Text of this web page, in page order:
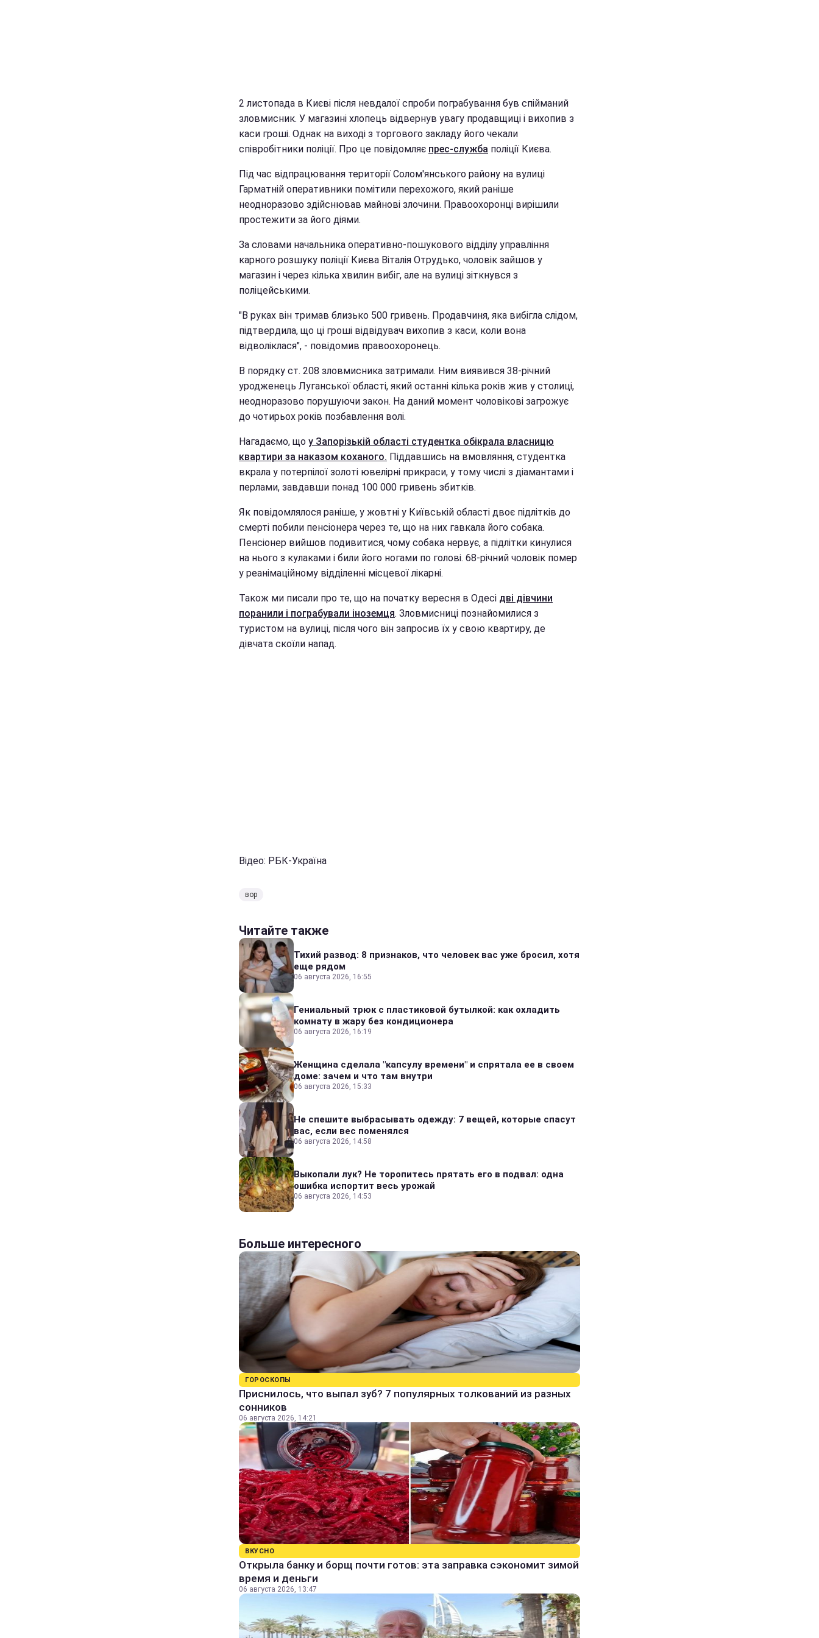
2 листопада в Києві після невдалої спроби пограбування був спійманий
зловмисник. У магазині хлопець відвернув увагу продавщиці і вихопив з
каси гроші. Однак на виході з торгового закладу його чекали
співробітники поліції. Про це повідомляє прес-служба поліції Києва.
Під час відпрацювання території Солом'янського району на вулиці
Гарматній оперативники помітили перехожого, який раніше
неодноразово здійснював майнові злочини. Правоохоронці вирішили
простежити за його діями.
За словами начальника оперативно-пошукового відділу управління
карного розшуку поліції Києва Віталія Отрудько, чоловік зайшов у
магазин і через кілька хвилин вибіг, але на вулиці зіткнувся з
поліцейськими.
"В руках він тримав близько 500 гривень. Продавчиня, яка вибігла слідом,
підтвердила, що ці гроші відвідувач вихопив з каси, коли вона
відволіклася", - повідомив правоохоронець.
В порядку ст. 208 зловмисника затримали. Ним виявився 38-річний
уродженець Луганської області, який останні кілька років жив у столиці,
неодноразово порушуючи закон. На даний момент чоловікові загрожує
до чотирьох років позбавлення волі.
Нагадаємо, що у Запорізькій області студентка обікрала власницю
квартири за наказом коханого. Піддавшись на вмовляння, студентка
вкрала у потерпілої золоті ювелірні прикраси, у тому числі з діамантами і
перлами, завдавши понад 100 000 гривень збитків.
Як повідомлялося раніше, у жовтні у Київській області двоє підлітків до
смерті побили пенсіонера через те, що на них гавкала його собака.
Пенсіонер вийшов подивитися, чому собака нервує, а підлітки кинулися
на нього з кулаками і били його ногами по голові. 68-річний чоловік помер
у реанімаційному відділенні місцевої лікарні.
Також ми писали про те, що на початку вересня в Одесі дві дівчини
поранили і пограбували іноземця. Зловмисниці познайомилися з
туристом на вулиці, після чого він запросив їх у свою квартиру, де
дівчата скоїли напад.
Відео: РБК-Україна
вор
Читайте также
Тихий развод: 8 признаков, что человек вас уже бросил, хотя
еще рядом
06 августа 2026, 16:55
Гениальный трюк с пластиковой бутылкой: как охладить
комнату в жару без кондиционера
06 августа 2026, 16:19
Женщина сделала "капсулу времени" и спрятала ее в своем
доме: зачем и что там внутри
06 августа 2026, 15:33
Не спешите выбрасывать одежду: 7 вещей, которые спасут
вас, если вес поменялся
06 августа 2026, 14:58
Выкопали лук? Не торопитесь прятать его в подвал: одна
ошибка испортит весь урожай
06 августа 2026, 14:53
Больше интересного
ГОРОСКОПЫ
Приснилось, что выпал зуб? 7 популярных толкований из разных
сонников
06 августа 2026, 14:21
ВКУСНО
Открыла банку и борщ почти готов: эта заправка сэкономит зимой
время и деньги
06 августа 2026, 13:47